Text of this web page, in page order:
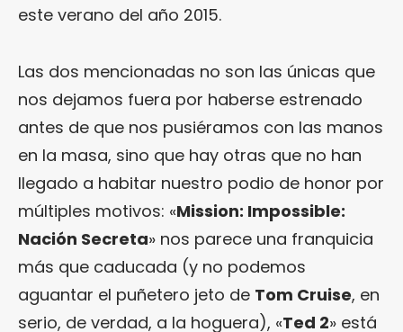
este verano del año 2015.
Las dos mencionadas no son las únicas que
nos dejamos fuera por haberse estrenado
antes de que nos pusiéramos con las manos
en la masa, sino que hay otras que no han
llegado a habitar nuestro podio de honor por
múltiples motivos: «Mission: Impossible:
Nación Secreta» nos parece una franquicia
más que caducada (y no podemos
aguantar el puñetero jeto de Tom Cruise, en
serio, de verdad, a la hoguera), «Ted 2» está